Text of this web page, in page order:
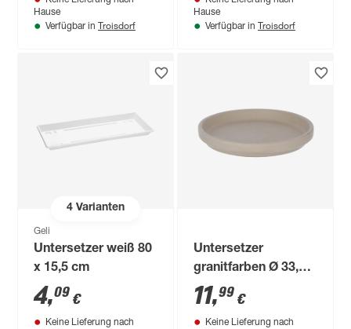
Hause
Verfügbar in Troisdorf
Hause
Verfügbar in Troisdorf
4Varianten
Geli
Untersetzer weiß 80
x 15,5 cm
4,09 €
Keine Lieferung nach
Untersetzer
granitfarben Ø 33,2
cm
11,99 €
Keine Lieferung nach